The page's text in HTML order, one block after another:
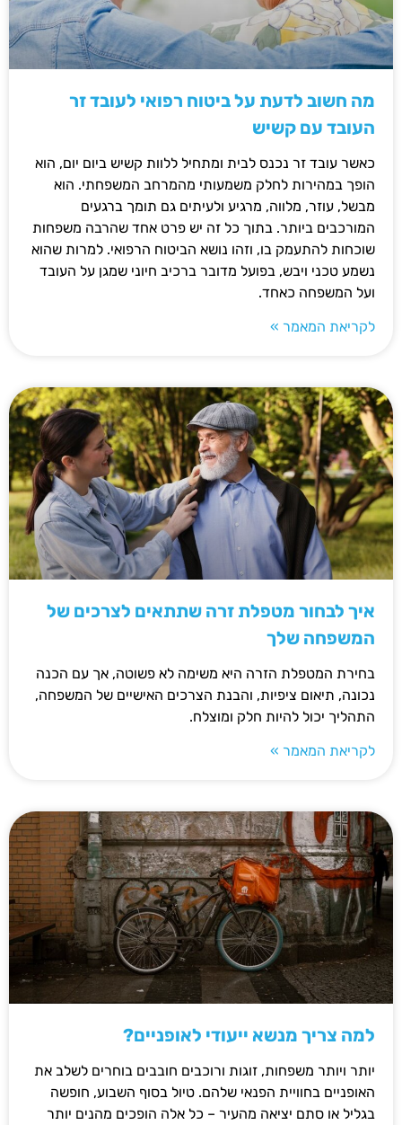
מה חשוב לדעת על ביטוח רפואי לעובד זר
העובד עם קשיש
כאשר עובד זר נכנס לבית ומתחיל ללוות קשיש ביום יום, הוא
הופך במהירות לחלק משמעותי מהמרחב המשפחתי. הוא
מבשל, עוזר, מלווה, מרגיע ולעיתים גם תומך ברגעים
המורכבים ביותר. בתוך כל זה יש פרט אחד שהרבה משפחות
שוכחות להתעמק בו, וזהו נושא הביטוח הרפואי. למרות שהוא
נשמע טכני ויבש, בפועל מדובר ברכיב חיוני שמגן על העובד
ועל המשפחה כאחד.
לקריאת המאמר »
איך לבחור מטפלת זרה שתתאים לצרכים של
המשפחה שלך
בחירת המטפלת הזרה היא משימה לא פשוטה, אך עם הכנה
נכונה, תיאום ציפיות, והבנת הצרכים האישיים של המשפחה,
התהליך יכול להיות חלק ומוצלח.
לקריאת המאמר »
למה צריך מנשא ייעודי לאופניים?
יותר ויותר משפחות, זוגות ורוכבים חובבים בוחרים לשלב את
האופניים בחוויית הפנאי שלהם. טיול בסוף השבוע, חופשה
בגליל או סתם יציאה מהעיר – כל אלה הופכים מהנים יותר